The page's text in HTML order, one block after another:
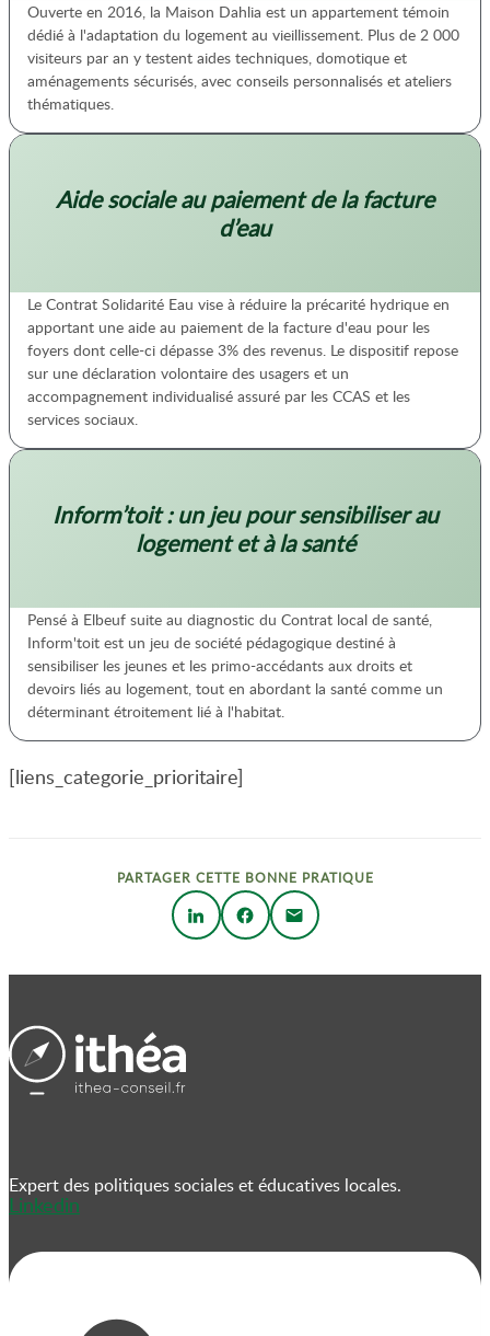
Ouverte en 2016, la Maison Dahlia est un appartement témoin
dédié à l'adaptation du logement au vieillissement. Plus de 2 000
visiteurs par an y testent aides techniques, domotique et
aménagements sécurisés, avec conseils personnalisés et ateliers
thématiques.
Aide sociale au paiement de la facture
d’eau
Le Contrat Solidarité Eau vise à réduire la précarité hydrique en
apportant une aide au paiement de la facture d'eau pour les
foyers dont celle-ci dépasse 3% des revenus. Le dispositif repose
sur une déclaration volontaire des usagers et un
accompagnement individualisé assuré par les CCAS et les
services sociaux.
Inform’toit : un jeu pour sensibiliser au
logement et à la santé
Pensé à Elbeuf suite au diagnostic du Contrat local de santé,
Inform'toit est un jeu de société pédagogique destiné à
sensibiliser les jeunes et les primo-accédants aux droits et
devoirs liés au logement, tout en abordant la santé comme un
déterminant étroitement lié à l'habitat.
[liens_categorie_prioritaire]
PARTAGER CETTE BONNE PRATIQUE
Expert des politiques sociales et éducatives locales.
Linkedin